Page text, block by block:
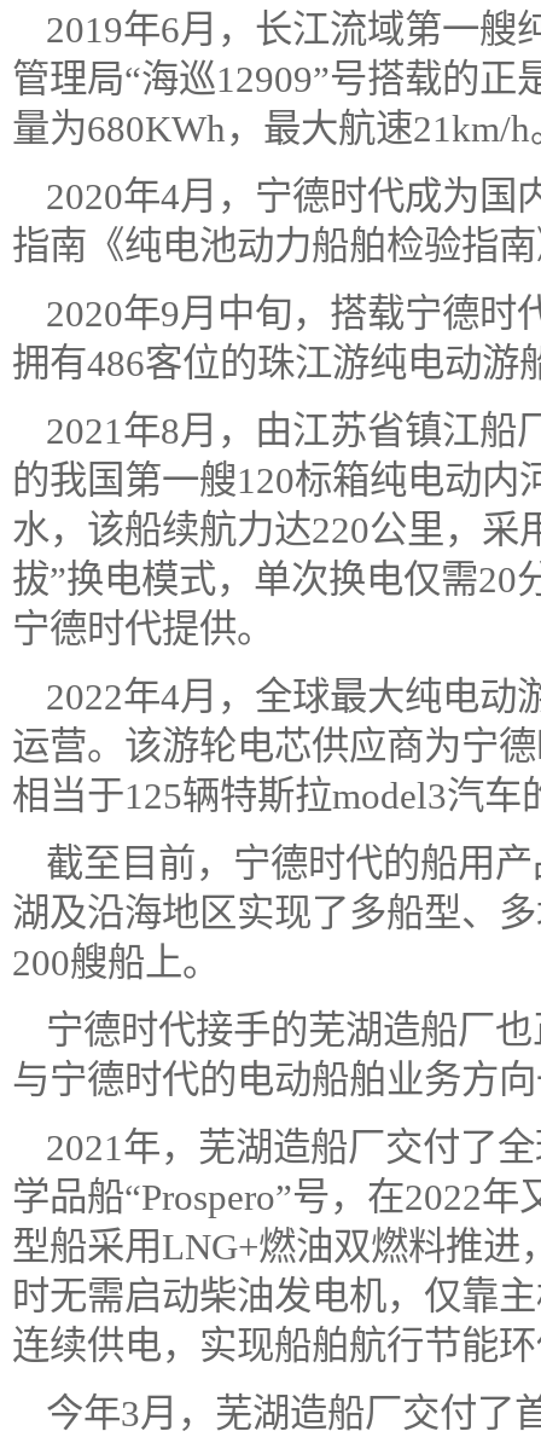
2019年6月，长江流域第一
管理局“海巡12909”号搭载的
量为680KWh，最大航速21km/h
2020年4月，宁德时代成为国
指南《纯电池动力船舶检验指
2020年9月中旬，搭载宁德时
拥有486客位的珠江游纯电动游
2021年8月，由江苏省镇江船
的我国第一艘120标箱纯电动内
水，该船续航力达220公里，采
拔”换电模式，单次换电仅需20
宁德时代提供。
2022年4月，全球最大纯电动
运营。该游轮电芯供应商为宁
相当于125辆特斯拉model3汽
截至目前，宁德时代的船用
湖及沿海地区实现了多船型、
200艘船上。
宁德时代接手的芜湖造船厂
与宁德时代的电动船舶业务方
2021年，芜湖造船厂交付了
学品船“Prospero”号，在2022
型船采用LNG+燃油双燃料推
时无需启动柴油发电机，仅靠
连续供电，实现船舶航行节能
今年3月，芜湖造船厂交付了